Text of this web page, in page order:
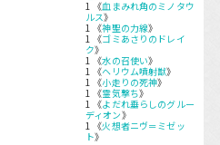
1 《血まみれ角のミノタウ
ルス》
1 《神聖の力線》
1 《ゴミあさりのドレイ
ク》
1 《水の召使い》
1 《ヘリウム噴射獣》
1 《小走りの死神》
1 《霊気撃ち》
1 《よだれ垂らしのグルー
ディオン》
1 《火想者ニヴ＝ミゼッ
ト》